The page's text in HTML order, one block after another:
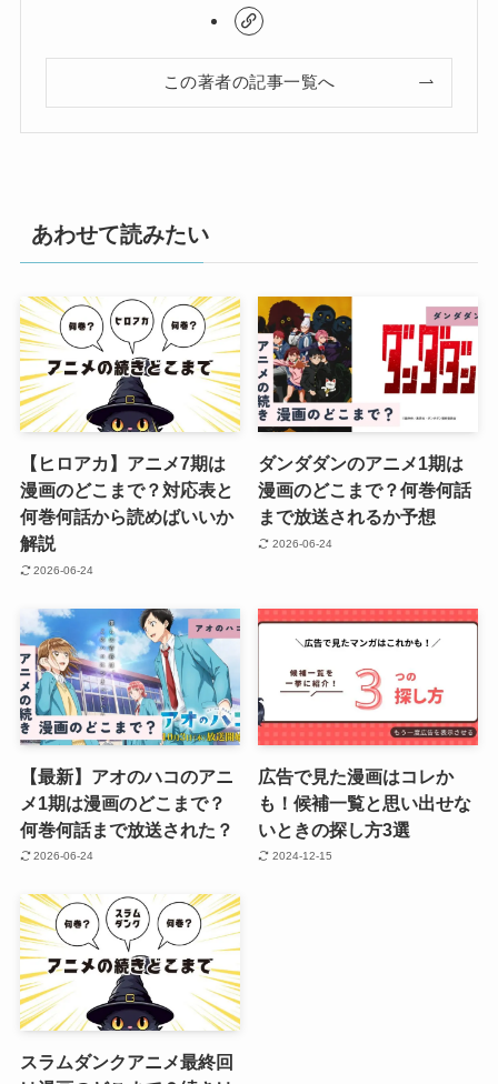
この著者の記事一覧へ
あわせて読みたい
【ヒロアカ】アニメ7期は
漫画のどこまで？対応表と
何巻何話から読めばいいか
解説
2026-06-24
ダンダダンのアニメ1期は
漫画のどこまで？何巻何話
まで放送されるか予想
2026-06-24
【最新】アオのハコのアニ
メ1期は漫画のどこまで？
何巻何話まで放送された？
2026-06-24
広告で見た漫画はコレか
も！候補一覧と思い出せな
いときの探し方3選
2024-12-15
スラムダンクアニメ最終回